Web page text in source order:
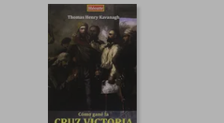
40%
$ 1.193